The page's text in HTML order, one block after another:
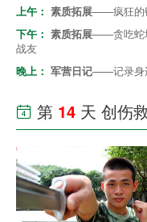
上午： 素质拓展——疯狂的
下午： 素质拓展——贪吃蛇
战友
晚上： 军营日记——记录身
 第 14 天 创伤